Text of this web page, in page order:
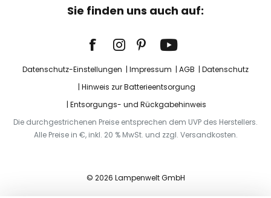
Sie finden uns auch auf:
Datenschutz-Einstellungen Impressum AGB
Datenschutz
Hinweis zur Batterieentsorgung
Entsorgungs- und Rückgabehinweis
Die durchgestrichenen Preise entsprechen dem UVP des Herstellers.
Alle Preise in €, inkl. 20 % MwSt. und zzgl. Versandkosten.
© 2026 Lampenwelt GmbH